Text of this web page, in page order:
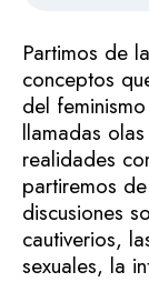
Partimos de
conceptos
del
llamadas
realidades
partiremos
discusiones
cautiverios,
sexuales, la